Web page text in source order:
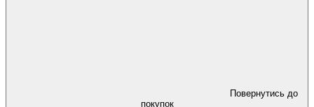
Повернутись до
покупок